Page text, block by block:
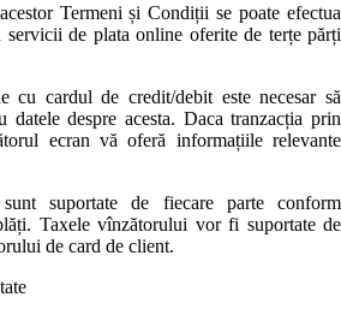
Termeni și Condiții se poate efectua
de plata online oferite de terțe părți
cu cardul de credit/debit este necesar să
despre acesta. Daca tranzacția prin
ecran vă oferă informațiile relevante
suportate de fiecare parte conform
Taxele vînzătorului vor fi suportate de
de card de client.